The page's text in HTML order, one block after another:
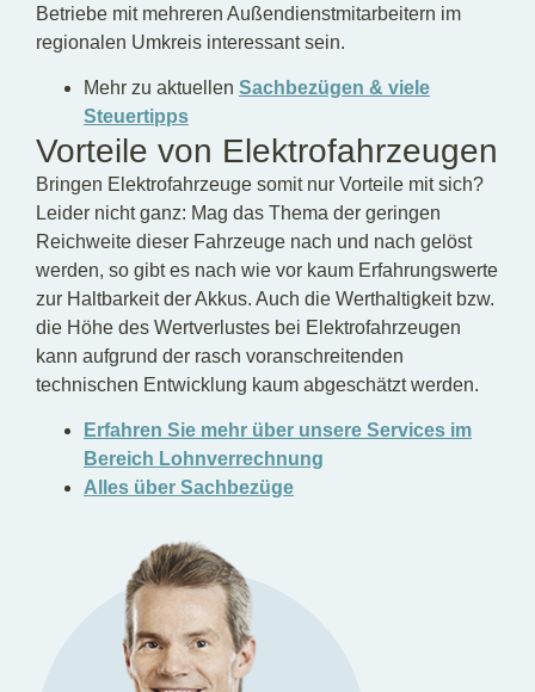
Betriebe mit mehreren Außendienstmitarbeitern im
regionalen Umkreis interessant sein.
Mehr zu aktuellen Sachbezügen & viele
Steuertipps
Vorteile von Elektrofahrzeugen
Bringen Elektrofahrzeuge somit nur Vorteile mit sich?
Leider nicht ganz: Mag das Thema der geringen
Reichweite dieser Fahrzeuge nach und nach gelöst
werden, so gibt es nach wie vor kaum Erfahrungswerte
zur Haltbarkeit der Akkus. Auch die Werthaltigkeit bzw.
die Höhe des Wertverlustes bei Elektrofahrzeugen
kann aufgrund der rasch voranschreitenden
technischen Entwicklung kaum abgeschätzt werden.
Erfahren Sie mehr über unsere Services im
Bereich Lohnverrechnung
Alles über Sachbezüge